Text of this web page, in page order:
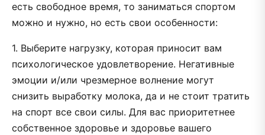
есть свободное время, то заниматься спортом
можно и нужно, но есть свои особенности:
1. Выберите нагрузку, которая приносит вам
психологическое удовлетворение. Негативные
эмоции и/или чрезмерное волнение могут
снизить выработку молока, да и не стоит тратить
на спорт все свои силы. Для вас приоритетнее
собственное здоровье и здоровье вашего